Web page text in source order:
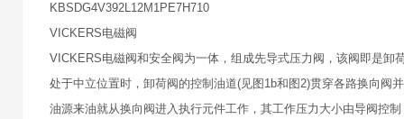
KBSDG4V392L12M1PE7H710
VICKERS电磁阀
VICKERS电磁阀和安全阀为一体，组成先导式压力阀，该阀即是
处于中立位置时，卸荷阀的控制油道(见图1b和图2)贯穿各路换向阀
油源来油就从换向阀进入执行元件工作，其工作压力大小由导阀控